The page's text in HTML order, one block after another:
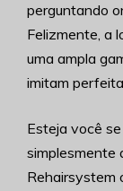
perguntando
Felizmente, a
uma ampla
imitam
Esteja você
simplesmente
Rehairsystem